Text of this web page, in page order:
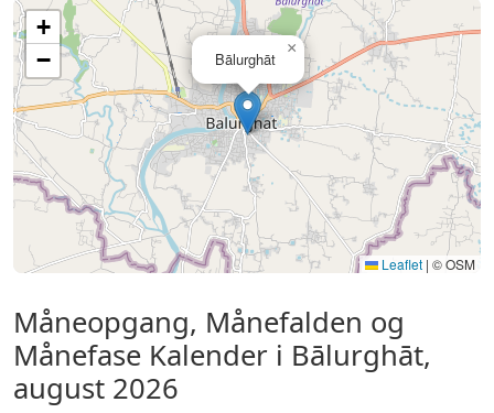
Bālurghāt
×
+
−
Leaflet | © OSM
Måneopgang, Månefalden og
Månefase Kalender i Bālurghāt,
august 2026